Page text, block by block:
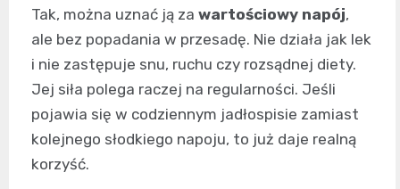
Tak, można uznać ją za wartościowy napój,
ale bez popadania w przesadę. Nie działa jak lek
i nie zastępuje snu, ruchu czy rozsądnej diety.
Jej siła polega raczej na regularności. Jeśli
pojawia się w codziennym jadłospisie zamiast
kolejnego słodkiego napoju, to już daje realną
korzyść.